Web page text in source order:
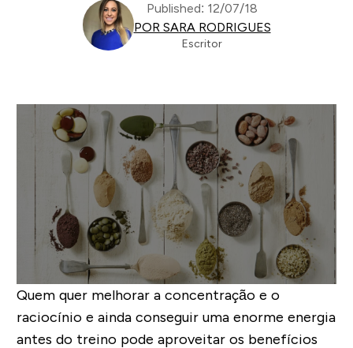
Published: 12/07/18
POR SARA RODRIGUES
Escritor
Quem quer melhorar a concentração e o
raciocínio e ainda conseguir uma enorme energia
antes do treino pode aproveitar os benefícios